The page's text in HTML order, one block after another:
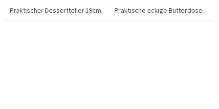
Praktischer Dessertteller 19cm. Praktische eckige Butterdose.